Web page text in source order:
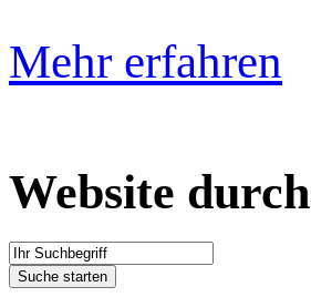
Mehr erfahren
Website